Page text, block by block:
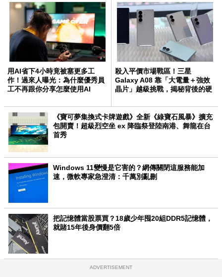
用AI省下4小時竟被塞更多工
作！過來人曝光：為什麼優秀員
工不再跟你分享怎麼使用AI
殺入平價市場戰區！三星
Galaxy A08 靠「大電量＋強效
晶片」越級挑戰，揭秘背後的硬
《寶可夢集換式卡牌遊戲》全新《綠寶石風暴》擴充
包開賣！超級烈空坐 ex 降臨祭登陸南港、舞龍在台
首秀
Windows 11變慢是它害的？網傳關閉這服務能加
速，微軟專家急澄清：千萬別亂刪
把記憶體當股票買？18歲少年囤20組DDR5記憶體，
就賭15年後身價翻5倍
ADVERTISEMENT